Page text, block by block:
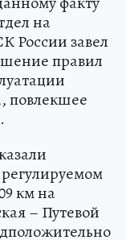
на
России завел
правил
повлекшее
км на
– Путевой